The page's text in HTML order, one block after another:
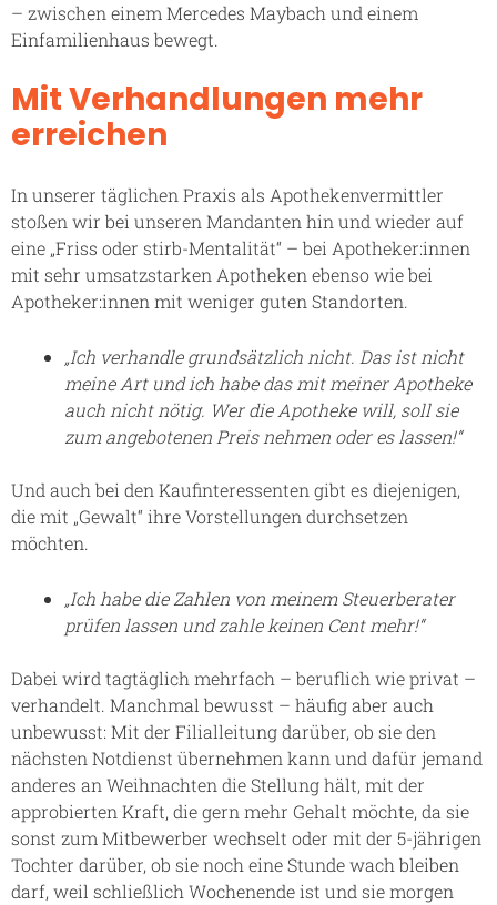
– zwischen einem Mercedes Maybach und einem
Einfamilienhaus bewegt.
Mit Verhandlungen mehr
erreichen
In unserer täglichen Praxis als Apothekenvermittler
stoßen wir bei unseren Mandanten hin und wieder auf
eine „Friss oder stirb-Mentalität“ – bei Apotheker:innen
mit sehr umsatzstarken Apotheken ebenso wie bei
Apotheker:innen mit weniger guten Standorten.
„Ich verhandle grundsätzlich nicht. Das ist nicht
meine Art und ich habe das mit meiner Apotheke
auch nicht nötig. Wer die Apotheke will, soll sie
zum angebotenen Preis nehmen oder es lassen!“
Und auch bei den Kaufinteressenten gibt es diejenigen,
die mit „Gewalt“ ihre Vorstellungen durchsetzen
möchten.
„Ich habe die Zahlen von meinem Steuerberater
prüfen lassen und zahle keinen Cent mehr!“
Dabei wird tagtäglich mehrfach – beruflich wie privat –
verhandelt. Manchmal bewusst – häufig aber auch
unbewusst: Mit der Filialleitung darüber, ob sie den
nächsten Notdienst übernehmen kann und dafür jemand
anderes an Weihnachten die Stellung hält, mit der
approbierten Kraft, die gern mehr Gehalt möchte, da sie
sonst zum Mitbewerber wechselt oder mit der 5-jährigen
Tochter darüber, ob sie noch eine Stunde wach bleiben
darf, weil schließlich Wochenende ist und sie morgen